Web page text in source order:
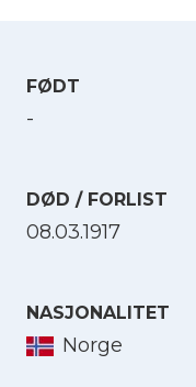
FØDT
-
DØD / FORLIST
08.03.1917
NASJONALITET
Norge